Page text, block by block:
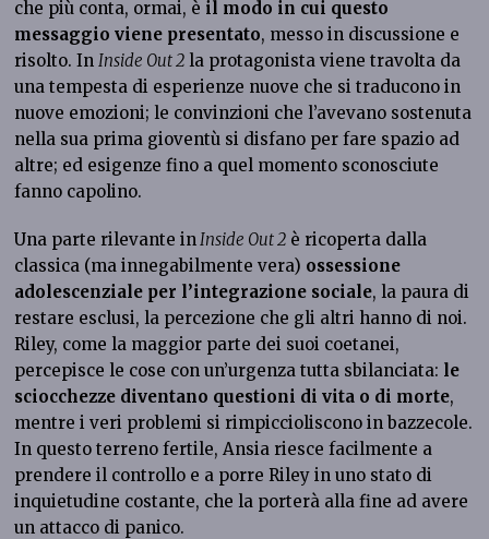
che più conta, ormai, è il modo in cui questo
messaggio viene presentato, messo in discussione e
risolto. InInside Out 2la protagonista viene travolta da
una tempesta di esperienze nuove che si traducono in
nuove emozioni; le convinzioni che l’avevano sostenuta
nella sua prima gioventù si disfano per fare spazio ad
altre; ed esigenze fino a quel momento sconosciute
fanno capolino.
Una parte rilevante inInside Out 2 è ricoperta dalla
classica (ma innegabilmente vera) ossessione
adolescenziale per l’integrazione sociale, la paura di
restare esclusi, la percezione che gli altri hanno di noi.
Riley, come la maggior parte dei suoi coetanei,
percepisce le cose con un’urgenza tutta sbilanciata: le
sciocchezze diventano questioni di vita o di morte,
mentre i veri problemi si rimpiccioliscono in bazzecole.
In questo terreno fertile, Ansia riesce facilmente a
prendere il controllo e a porre Riley in uno stato di
inquietudine costante, che la porterà alla fine ad avere
un attacco di panico.